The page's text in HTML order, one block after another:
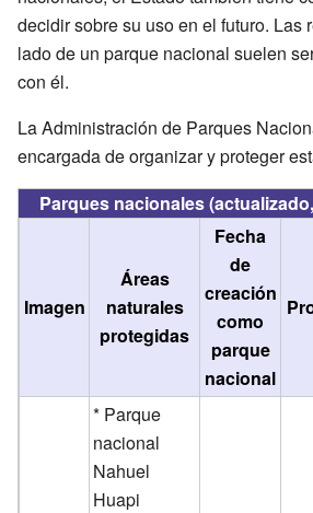
decidir sobre su uso en el futuro. Las
lado de un parque nacional suelen
con él.
La Administración de Parques
encargada de organizar y proteger
Parques nacionales
Imagen
Áreas
naturales
protegidas
Fecha
de
creación
como
parque
nacional
* Parque
nacional
Nahuel
Huapi